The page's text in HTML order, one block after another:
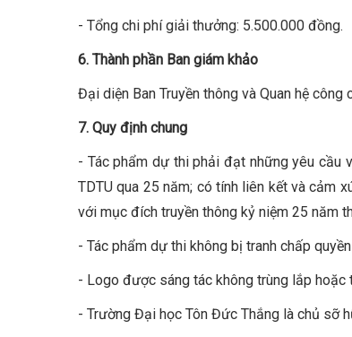
- Tổng chi phí giải thưởng: 5.500.000 đồng.
6. Thành phần Ban giám khảo
Đại diện Ban Truyền thông và Quan hệ công
7. Quy định chung
- Tác phẩm dự thi phải đạt những yêu cầu
TDTU qua 25 năm; có tính liên kết và cảm
với mục đích truyền thông kỷ niệm 25 năm
- Tác phẩm dự thi không bị tranh chấp
- Logo được sáng tác không trùng lắp
- Trường Đại học Tôn Đức Thắng là chủ sỡ